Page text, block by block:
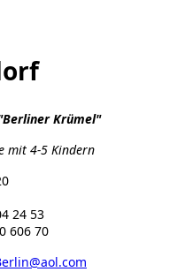
Krümel"
mit 4-5 Kindern
24 53
606 70